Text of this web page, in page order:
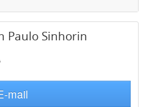
Paulo Sinhorin
mail